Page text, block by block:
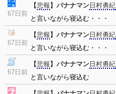
67日前
【悲報 】 バナナマン 日村勇紀
と言いながら寝込む・・・
67日前
【悲報 】 バナナマン 日村勇紀
と言いながら寝込む・・・
67日前
【悲報 】 バナナマン 日村勇紀
と言いながら寝込む